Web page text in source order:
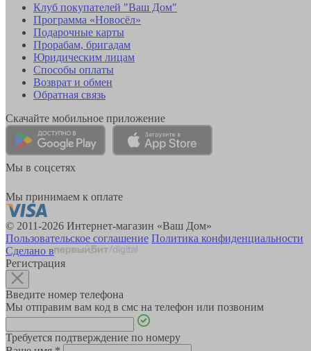
Клуб покупателей "Ваш Дом"
Программа «Новосёл»
Подарочные карты
Прорабам, бригадам
Юридическим лицам
Способы оплаты
Возврат и обмен
Обратная связь
Скачайте мобильное приложение
Мы в соцсетях
Мы принимаем к оплате
© 2011-2026 Интернет-магазин «Ваш Дом»
Пользовательское соглашение Политика конфиденциальности
Сделано в
Регистрация
Введите номер телефона
Мы отправим вам код в смс на телефон или позвоним
Требуется подтверждение по номеру